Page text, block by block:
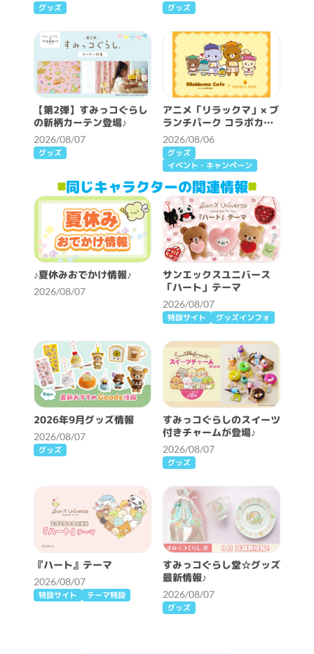
グッズ グッズ
【第2弾】すみっコぐらし
の新柄カーテン登場♪
2026/08/07
グッズ
アニメ「リラックマ」× ブ
ランチパーク コラボカフ
ェ開催決定！
2026/08/06
グッズ
イベント・キャンペーン
同じキャラクターの関連情報
♪夏休みおでかけ情報♪
2026/08/07
サンエックスユニバース
「ハート」テーマ
2026/08/07
特設サイト グッズインフォ
2026年9月グッズ情報
2026/08/07
グッズ
すみっコぐらしのスイーツ
付きチャームが登場♪
2026/08/07
グッズ
『ハート』テーマ
2026/08/07
特設サイト テーマ特設
すみっコぐらし堂☆グッズ
最新情報♪
2026/08/07
グッズ